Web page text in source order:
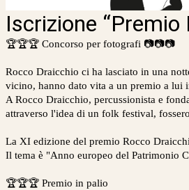
Iscrizione
🏆🏆🏆 Concorso per fotografi 📷📷📷
Rocco Draicchio ci ha lasciato in una
vicino, hanno dato vita a un premio a lui
A Rocco Draicchio, percussionista e
attraverso l'idea di un folk festival,
La XI edizione del premio Rocco
Il tema è "Anno europeo del Patrimonio
🏆🏆🏆 Premio in palio